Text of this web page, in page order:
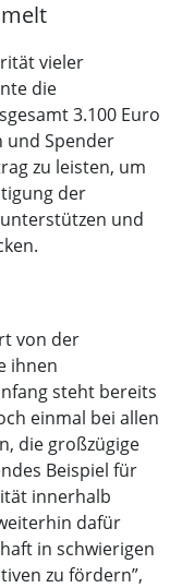
vieler
die
3.100 Euro
und Spender
zu leisten, um
der
und
von der
ihnen
steht bereits
einmal bei allen
die großzügige
Beispiel für
innerhalb
dafür
in schwierigen
zu fördern”,